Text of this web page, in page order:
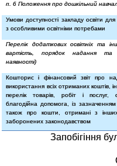
п. 6 Положення про дошкільний
Умови доступності закладу освіти
з особливими освітніми потребами
Перелік додаткових освітніх та
вартість, порядок надання
наявності)
Кошторис і фінансовий звіт про
використання всіх отриманих коштів,
перелік товарів, робіт і послуг,
благодійна допомога, із зазначенням
також про кошти, отримані з
заборонених законодавством
Запобігіння